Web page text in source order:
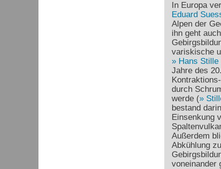
In Europa
Eduard
Alpen der
ihn geht
variskische
Hans Stille
Jahre des
durch
werde (
bestand
Einsenkung
Außerdem
Abkühlung
voneinander